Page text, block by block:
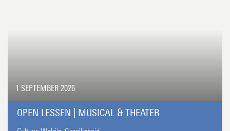
1 SEPTEMBER 2026
OPEN LESSEN | MUSICAL & THEATER